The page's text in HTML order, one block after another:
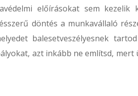
előírásokat sem kezelik
döntés a munkavállaló
balesetveszélyesnek
azt inkább ne említsd, mert